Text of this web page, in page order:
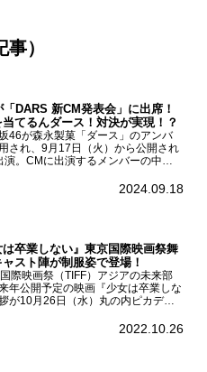
）
「DARS 新CM発表会」に出席！
てるんダース！対決が実現！？
46が森永製菓「ダース」のアンバ
され、9月17日（火）から公開され
演。CMに出演するメンバーの中か
、菅原咲月が都内にて開催された
2024.09.18
卒業しない』東京国際映画祭舞
スト陣が制服姿で登場！
際映画祭（TIFF）アジアの未来部
年公開予定の映画『少女は卒業しな
が10月26日（水）丸の内ピカデリ
中井友望、監督の中川駿が登壇。映画
2022.10.26